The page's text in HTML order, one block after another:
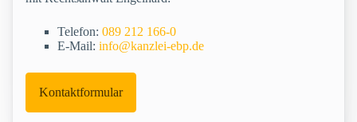
Telefon: 089 212 166-0
E-Mail: info@kanzlei-ebp.de
Kontaktformular